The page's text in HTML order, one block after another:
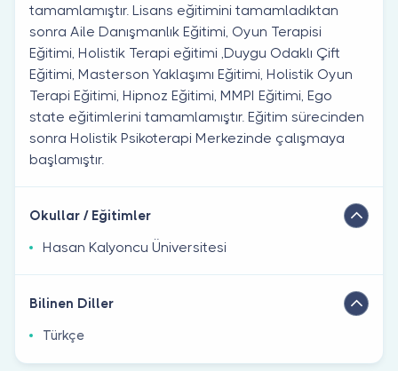
tamamlamıştır. Lisans eğitimini tamamladıktan
sonra Aile Danışmanlık Eğitimi, Oyun Terapisi
Eğitimi, Holistik Terapi eğitimi ,Duygu Odaklı Çift
Eğitimi, Masterson Yaklaşımı Eğitimi, Holistik Oyun
Terapi Eğitimi, Hipnoz Eğitimi, MMPI Eğitimi, Ego
state eğitimlerini tamamlamıştır. Eğitim sürecinden
sonra Holistik Psikoterapi Merkezinde çalışmaya
başlamıştır.
Okullar / Eğitimler
Hasan Kalyoncu Üniversitesi
Bilinen Diller
Türkçe